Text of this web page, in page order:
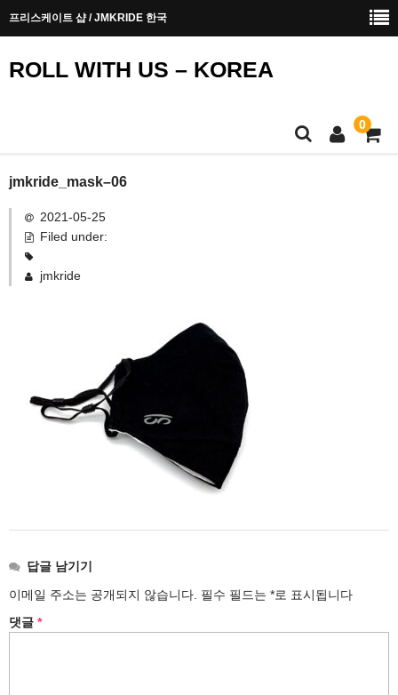
프리스케이트 샵 / JMKRIDE 한국
ROLL WITH US – KOREA
0
메인페이지
안전에 대한 안내
구입 방법
jmkride_mask–06
2021-05-25
Filed under:
jmkride
답글 남기기
이메일 주소는 공개되지 않습니다. 필수 필드는 *로 표시됩니다
댓글 *